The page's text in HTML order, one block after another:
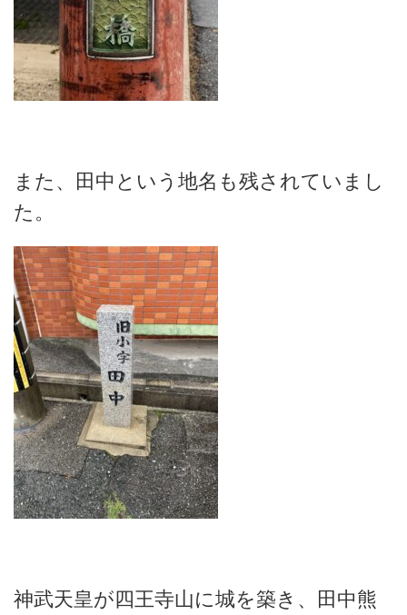
また、田中という地名も残されていまし
た。
神武天皇が四王寺山に城を築き、田中熊